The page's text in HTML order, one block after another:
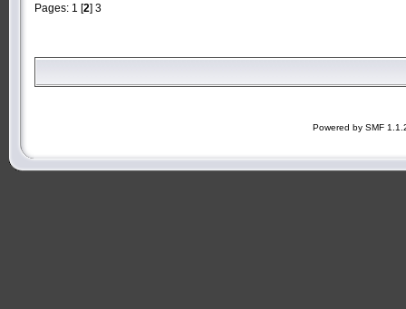
Pages: 1 [2] 3
Powered by SMF